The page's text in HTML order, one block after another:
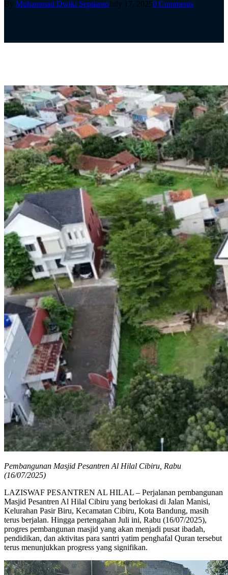
By Muhammad Dwiki SeptiantoJuly 17, 20250 Comments
Pembangunan Masjid Pesantren Al Hilal Cibiru, Rabu
(16/07/2025)
LAZISWAF PESANTREN AL HILAL – Perjalanan pembangunan
Masjid Pesantren Al Hilal Cibiru yang berlokasi di Jalan Manisi,
Kelurahan Pasir Biru, Kecamatan Cibiru, Kota Bandung, masih
terus berjalan. Hingga pertengahan Juli ini, Rabu (16/07/2025),
progres pembangunan masjid yang akan menjadi pusat ibadah,
pendidikan, dan aktivitas para santri yatim penghafal Quran tersebut
terus menunjukkan progress yang signifikan.